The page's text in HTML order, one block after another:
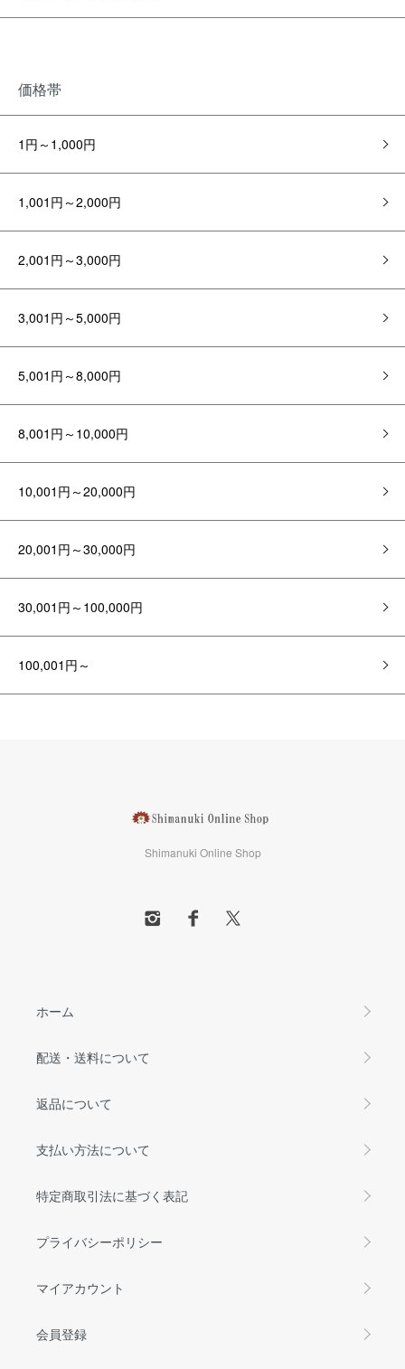
価格帯
1円～1,000円
1,001円～2,000円
2,001円～3,000円
3,001円～5,000円
5,001円～8,000円
8,001円～10,000円
10,001円～20,000円
20,001円～30,000円
30,001円～100,000円
100,001円～
Shimanuki Online Shop
ホーム
配送・送料について
返品について
支払い方法について
特定商取引法に基づく表記
プライバシーポリシー
マイアカウント
会員登録